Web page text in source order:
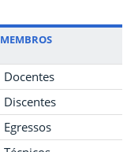
MEMBROS
Docentes
Discentes
Egressos